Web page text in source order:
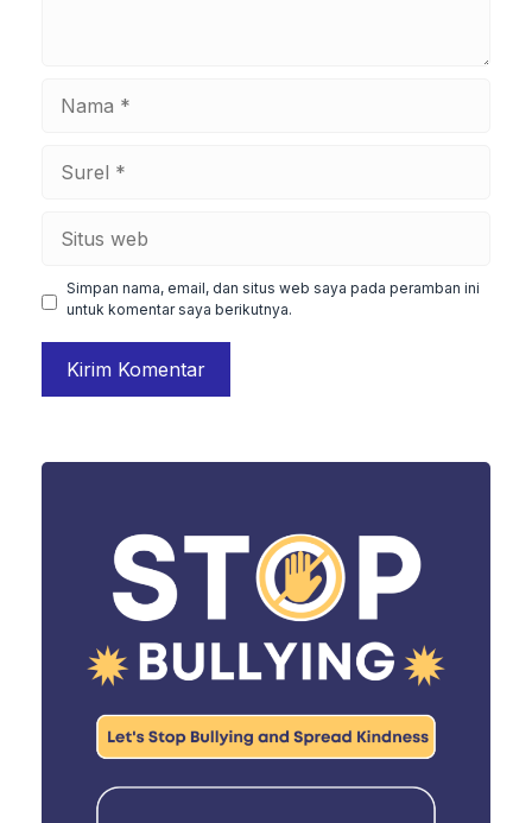
Simpan nama, email, dan situs web saya pada peramban ini
untuk komentar saya berikutnya.